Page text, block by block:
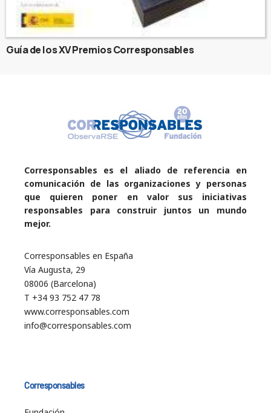
Guía de los XV Premios Corresponsables
Corresponsables es el aliado de referencia en
comunicación de las organizaciones y personas
que quieren poner en valor sus iniciativas
responsables para construir juntos un mundo
mejor.
Corresponsables en España
Vía Augusta, 29
08006 (Barcelona)
T +34 93 752 47 78
www.corresponsables.com
info@corresponsables.com
Corresponsables